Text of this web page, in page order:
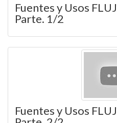
Fuentes y Usos
Parte. 1/2
Fuentes y Usos